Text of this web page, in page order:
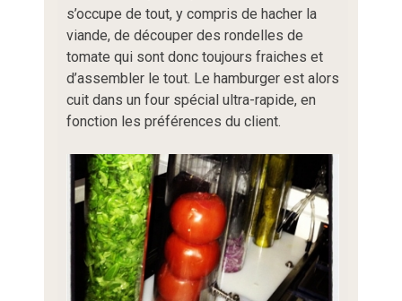
s’occupe de tout, y compris de hacher la
viande, de découper des rondelles de
tomate qui sont donc toujours fraiches et
d’assembler le tout. Le hamburger est alors
cuit dans un four spécial ultra-rapide, en
fonction les préférences du client.